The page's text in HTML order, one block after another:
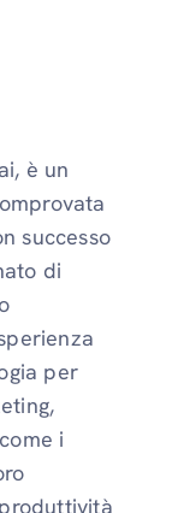
è un
successo
di
per
i